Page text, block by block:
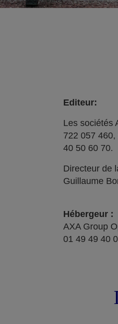
Editeur:
Les sociétés
722 057
40 50 60 70.
Directeur de
Guillaume
Hébergeur :
AXA Group
01 49 49 40